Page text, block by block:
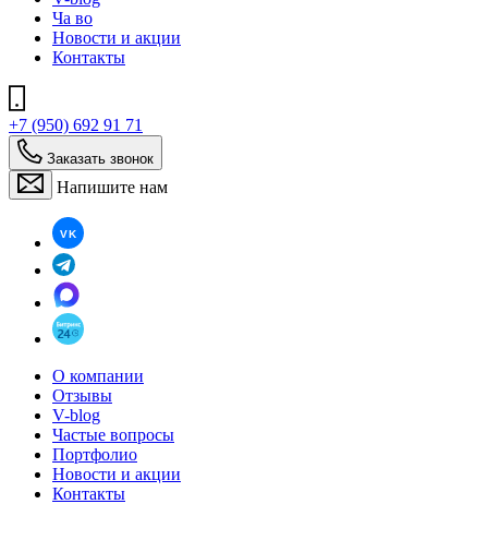
Ча во
Новости и акции
Контакты
+7 (950) 692 91 71
Заказать звонок
Напишите нам
О компании
Отзывы
V-blog
Частые вопросы
Портфолио
Новости и акции
Контакты